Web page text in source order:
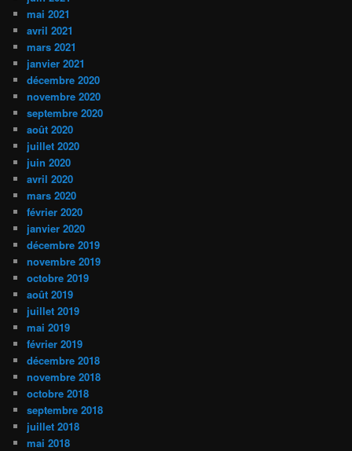
mai 2021
avril 2021
mars 2021
janvier 2021
décembre 2020
novembre 2020
septembre 2020
août 2020
juillet 2020
juin 2020
avril 2020
mars 2020
février 2020
janvier 2020
décembre 2019
novembre 2019
octobre 2019
août 2019
juillet 2019
mai 2019
février 2019
décembre 2018
novembre 2018
octobre 2018
septembre 2018
juillet 2018
mai 2018